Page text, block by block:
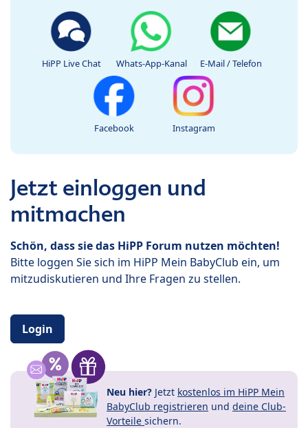
HiPP Live Chat Whats-App-Kanal E-Mail / Telefon
Facebook Instagram
Jetzt einloggen und
mitmachen
Schön, dass sie das HiPP Forum nutzen möchten!
Bitte loggen Sie sich im HiPP Mein BabyClub ein, um
mitzudiskutieren und Ihre Fragen zu stellen.
Login
Neu hier? Jetzt kostenlos im HiPP Mein
BabyClub registrieren und deine Club-
Vorteile sichern.